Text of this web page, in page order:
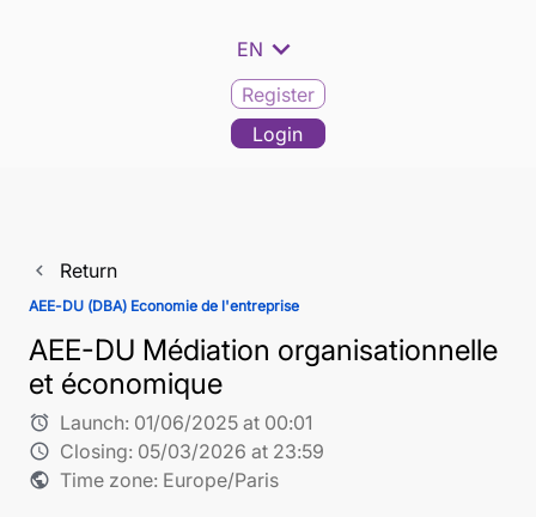
EN expand_more
Register
Login
navigate_before Return
AEE-DU (DBA) Economie de l'entreprise
AEE-DU Médiation organisationnelle
et économique
alarm Launch: 01/06/2025 at 00:01
schedule Closing: 05/03/2026 at 23:59
public Time zone: Europe/Paris